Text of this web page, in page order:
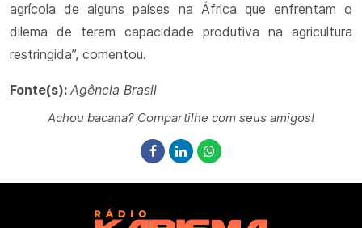
agrícola de alguns países na África que enfrentam o
dilema de terem capacidade produtiva na agricultura
restringida”, comentou.
Fonte(s): Agência Brasil
Achou bacana? Compartilhe com seus amigos!